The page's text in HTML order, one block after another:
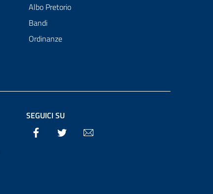
Albo Pretorio
Bandi
Ordinanze
SEGUICI SU
Facebook Twitter